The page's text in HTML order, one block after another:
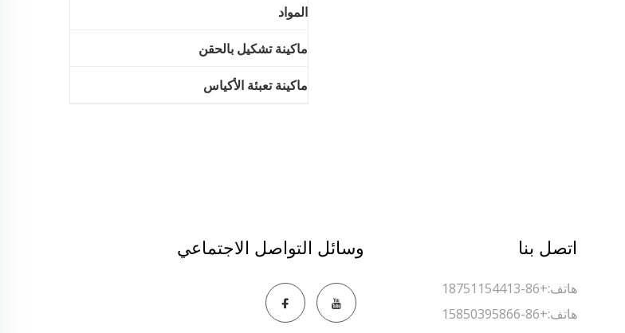
المواد
ماكينة تشكيل بالحقن
ماكينة تعبئة الأكياس
اتصل بنا
هاتف:+86-18751154413
هاتف:+86-15850395866
وسائل التواصل الاجتماعي